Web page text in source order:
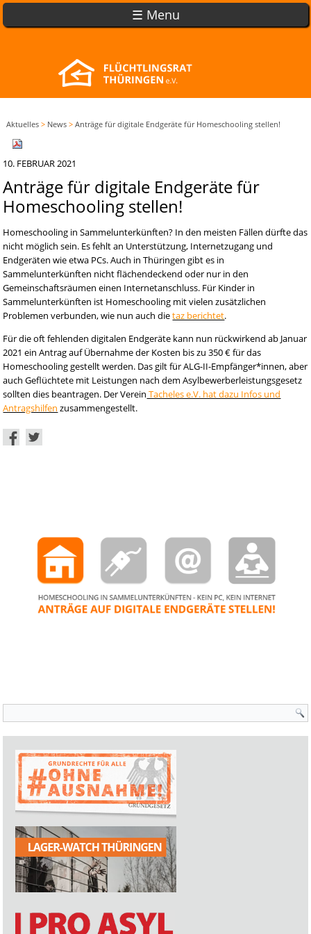
☰ Menu
Aktuelles > News > Anträge für digitale Endgeräte für Homeschooling stellen!
10. FEBRUAR 2021
Anträge für digitale Endgeräte für
Homeschooling stellen!
Homeschooling in Sammelunterkünften? In den meisten Fällen dürfte das
nicht möglich sein. Es fehlt an Unterstützung, Internetzugang und
Endgeräten wie etwa PCs. Auch in Thüringen gibt es in
Sammelunterkünften nicht flächendeckend oder nur in den
Gemeinschaftsräumen einen Internetanschluss. Für Kinder in
Sammelunterkünften ist Homeschooling mit vielen zusätzlichen
Problemen verbunden, wie nun auch dietaz berichtet.
Für die oft fehlenden digitalen Endgeräte kann nun rückwirkend ab Januar
2021 ein Antrag auf Übernahme der Kosten bis zu 350 € für das
Homeschooling gestellt werden. Das gilt für ALG-II-Empfänger*innen, aber
auch Geflüchtete mit Leistungen nach dem Asylbewerberleistungsgesetz
sollten dies beantragen. Der Verein Tacheles e.V. hat dazu Infos und
Antragshilfen zusammengestellt.
Suchformular